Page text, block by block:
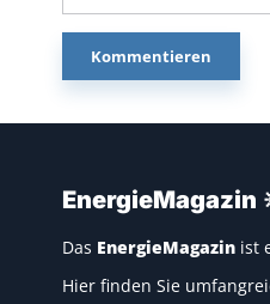
EnergieMagazin
Das EnergieMagazin ist
Hier finden Sie